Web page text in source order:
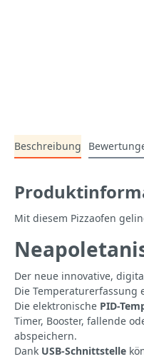
Beschreibung
Mit diesem Pizzaofen
Der neue innovative,
Die Temperaturerfassung
Die elektronische PID-
Timer, Booster, fallende
abspeichern.
Dank USB-Schnittstelle